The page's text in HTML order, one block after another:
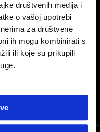
društvenih medija i
o vašoj upotrebi
za društvene
ih mogu kombinirati s
ili koje su prikupili
408 –
408 u